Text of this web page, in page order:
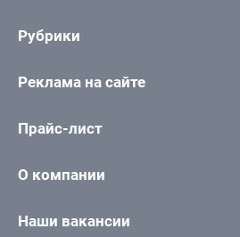
Рубрики
Реклама на сайте
Прайс-лист
О компании
Наши вакансии